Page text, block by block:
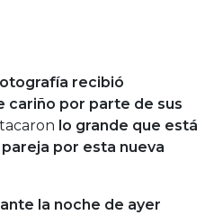
recibió
cariño por parte de sus
lo grande que está
por esta nueva
la noche de ayer